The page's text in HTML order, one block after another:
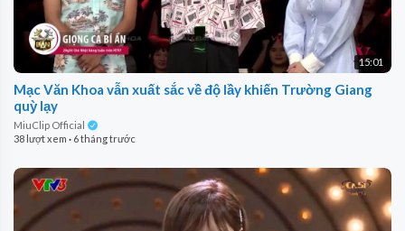
15:01
Mạc Văn Khoa vẫn xuất sắc về độ lầy khiến Trường Giang
quỳ lạy
MiuClip Official
38 lượt xem · 6 tháng trước